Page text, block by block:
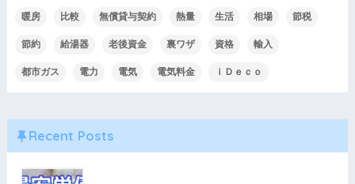
暖房 比較 無償貸与契約 熱量 生活 相場 節税
節約 給湯器 老後資金 裏ワザ 資格 輸入
都市ガス 電力 電気 電気料金 ｉＤｅｃｏ
Recent Posts